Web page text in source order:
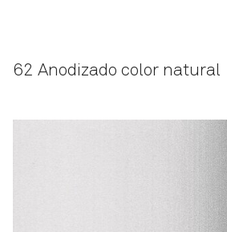
62 Anodizado color natural